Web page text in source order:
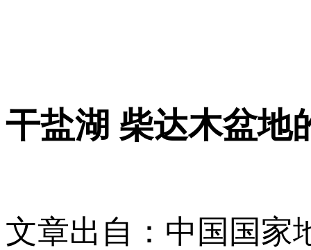
干盐湖 柴达木盆地
文章出自：中国国家